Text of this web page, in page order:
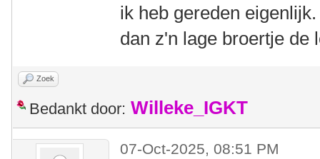
ik heb gereden
dan z'n lage broertje de
Zoek
Bedankt door: Willeke_IGKT
07-Oct-2025, 08:51 PM